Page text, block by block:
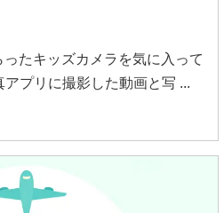
たキッズカメラを気に入って
プリに撮影した動画と写 ...